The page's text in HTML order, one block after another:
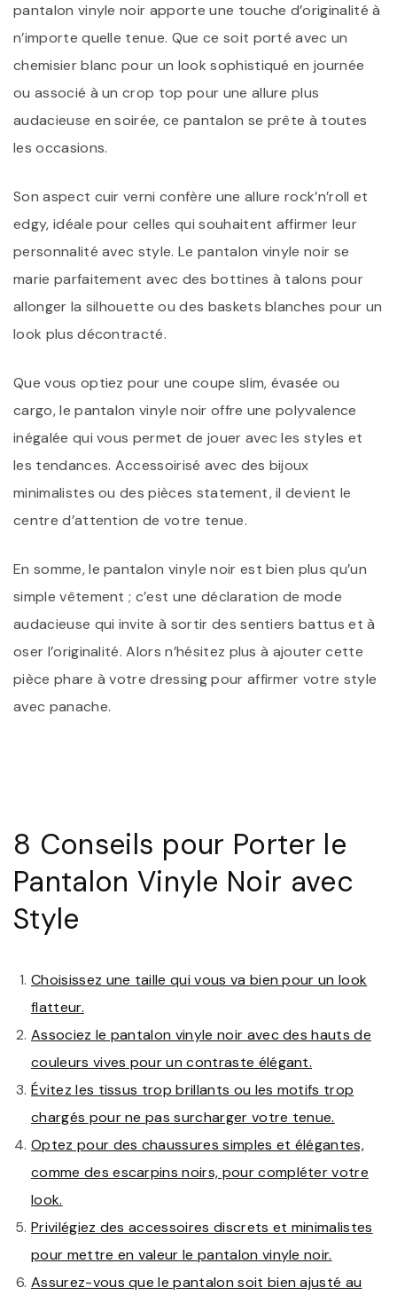
pantalon vinyle noir apporte une touche d’originalité à
n’importe quelle tenue. Que ce soit porté avec un
chemisier blanc pour un look sophistiqué en journée
ou associé à un crop top pour une allure plus
audacieuse en soirée, ce pantalon se prête à toutes
les occasions.
Son aspect cuir verni confère une allure rock’n’roll et
edgy, idéale pour celles qui souhaitent affirmer leur
personnalité avec style. Le pantalon vinyle noir se
marie parfaitement avec des bottines à talons pour
allonger la silhouette ou des baskets blanches pour un
look plus décontracté.
Que vous optiez pour une coupe slim, évasée ou
cargo, le pantalon vinyle noir offre une polyvalence
inégalée qui vous permet de jouer avec les styles et
les tendances. Accessoirisé avec des bijoux
minimalistes ou des pièces statement, il devient le
centre d’attention de votre tenue.
En somme, le pantalon vinyle noir est bien plus qu’un
simple vêtement ; c’est une déclaration de mode
audacieuse qui invite à sortir des sentiers battus et à
oser l’originalité. Alors n’hésitez plus à ajouter cette
pièce phare à votre dressing pour affirmer votre style
avec panache.
8 Conseils pour Porter le
Pantalon Vinyle Noir avec
Style
Choisissez une taille qui vous va bien pour un look
flatteur.
Associez le pantalon vinyle noir avec des hauts de
couleurs vives pour un contraste élégant.
Évitez les tissus trop brillants ou les motifs trop
chargés pour ne pas surcharger votre tenue.
Optez pour des chaussures simples et élégantes,
comme des escarpins noirs, pour compléter votre
look.
Privilégiez des accessoires discrets et minimalistes
pour mettre en valeur le pantalon vinyle noir.
Assurez-vous que le pantalon soit bien ajusté au